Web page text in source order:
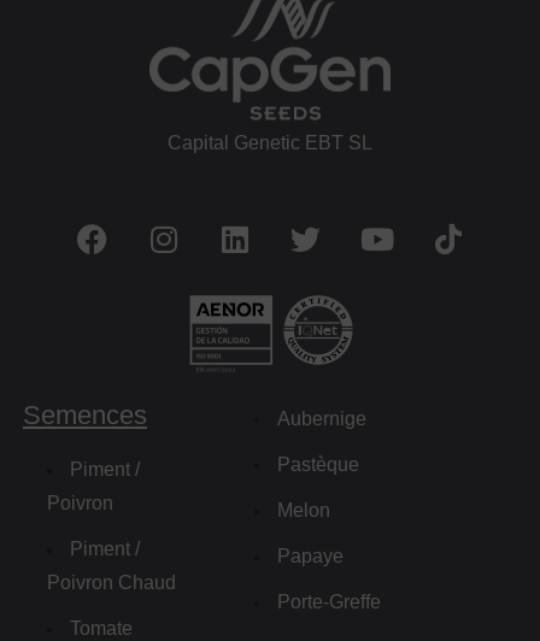
Capital Genetic EBT SL
Semences
Piment /
Poivron
Piment /
Poivron Chaud
Tomate
Aubernige
Pastèque
Melon
Papaye
Porte-Greffe